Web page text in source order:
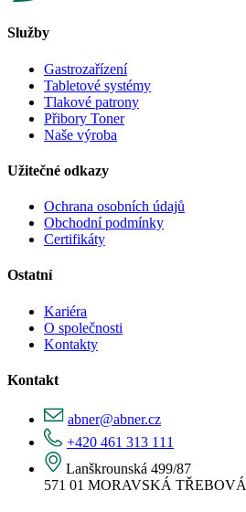
Služby
Gastrozařízení
Tabletové systémy
Tlakové patrony
Přibory Toner
Naše výroba
Užitečné odkazy
Ochrana osobních údajů
Obchodní podmínky
Certifikáty
Ostatní
Kariéra
O společnosti
Kontakty
Kontakt
abner@abner.cz
+420 461 313 111
Lanškrounská 499/87
571 01 MORAVSKÁ TŘEBOVÁ